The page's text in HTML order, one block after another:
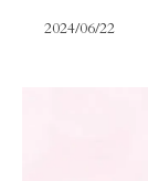
2024/06/22